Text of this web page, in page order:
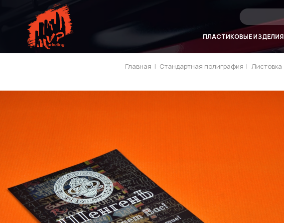
ПЛАСТИКОВЫЕ ИЗДЕЛИЯ
Главная | Стандартная полиграфия | Листовка